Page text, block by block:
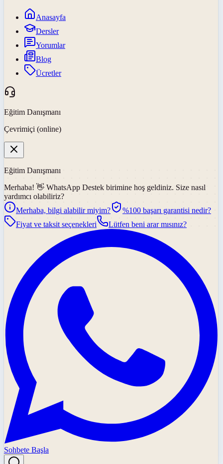
Anasayfa
Dersler
Yorumlar
Blog
Ücretler
Eğitim Danışmanı
Çevrimiçi (online)
Eğitim Danışmanı
Merhaba! 👋 WhatsApp Destek birimine hoş geldiniz. Size nasıl
yardımcı olabiliriz?
Merhaba, bilgi alabilir miyim?
%100 başarı garantisi nedir?
Fiyat ve taksit seçenekleri
Lütfen beni arar mısınız?
Sohbete Başla